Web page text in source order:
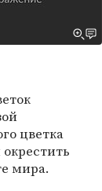
цветка
мира.